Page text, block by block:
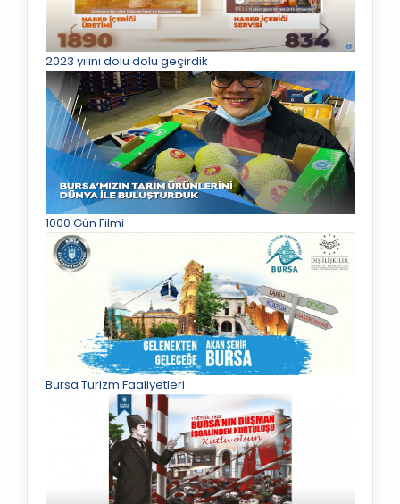
2023 yılını dolu dolu geçirdik
1000 Gün Filmi
Bursa Turizm Faaliyetleri